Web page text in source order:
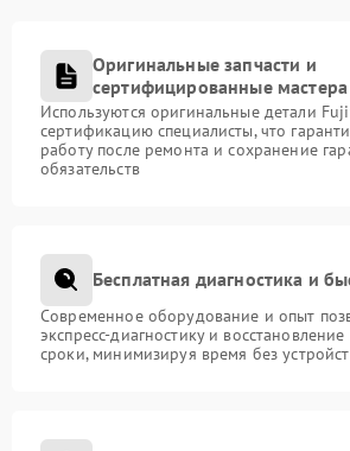
Оригинальные запчасти и
сертифицированные мастера
Используются оригинальные детали
сертификацию специалисты, что
работу после ремонта и сохранение
обязательств
Бесплатная диагностика и
Современное оборудование и опыт
экспресс-диагностику и
сроки, минимизируя время без